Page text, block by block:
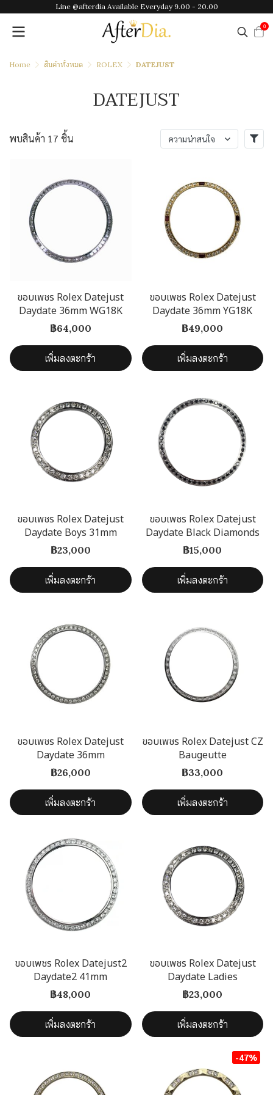
Line @afterdia Available Everyday 9.00 - 20.00
0
Home สินค้าทั้งหมด ROLEX DATEJUST
DATEJUST
พบสินค้า 17 ชิ้น ความน่าสนใจ
ขอบเพชร Rolex Datejust
Daydate 36mm WG18K
฿64,000
เพิ่มลงตะกร้า
ขอบเพชร Rolex Datejust
Daydate 36mm YG18K
฿49,000
เพิ่มลงตะกร้า
ขอบเพชร Rolex Datejust
Daydate Boys 31mm
฿23,000
เพิ่มลงตะกร้า
ขอบเพชร Rolex Datejust
Daydate Black Diamonds
฿15,000
เพิ่มลงตะกร้า
ขอบเพชร Rolex Datejust
Daydate 36mm
฿26,000
เพิ่มลงตะกร้า
ขอบเพชร Rolex Datejust CZ
Baugeutte
฿33,000
เพิ่มลงตะกร้า
ขอบเพชร Rolex Datejust2
Daydate2 41mm
฿48,000
เพิ่มลงตะกร้า
ขอบเพชร Rolex Datejust
Daydate Ladies
฿23,000
เพิ่มลงตะกร้า
-47%